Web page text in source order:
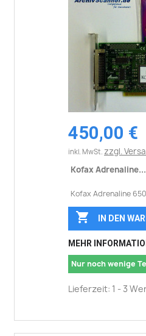
450,00 €
inkl. MwSt. zzgl.
Kofax Adrenaline...
Kofax Adrenaline
 IN DEN
MEHR
Nur noch wenige
Lieferzeit: 1 - 3